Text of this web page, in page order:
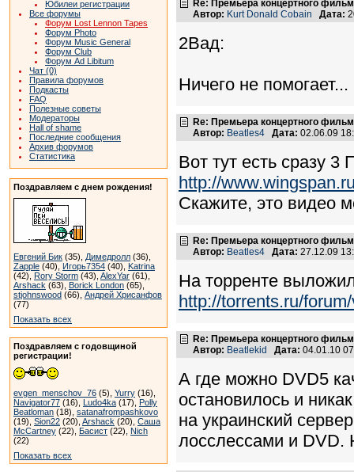
Юбилеи регистрации
Все форумы
Форум Lost Lennon Tapes
Форум Photo
Форум Music General
Форум Club
Форум Ad Libitum
Чат (0)
Правила форумов
Подкасты
FAQ
Полезные советы
Модераторы
Hall of shame
Последние сообщения
Архив форумов
Статистика
Поздравляем с днем рождения!
Евгений Бик (35), Димедролл (36),
Zapple (40), Игорь7354 (40), Katrina
(42), Rory Storm (43), AlexYar (61),
Arshack (63), Borick London (65),
stjohnswood (66), Андрей Хрисанфов
(77)
Показать всех
Поздравляем с годовщиной
регистрации!
evgen_menschov_76 (5), Yurry (16),
Navigator77 (16), Ludo4ka (17), Polly
Beatloman (18), satanafrompashkovo
(19), Sion22 (20), Arshack (20), Саша
McCartney (22), Басист (22), Nich
(22)
Показать всех
Re: Премьера концертного
Автор: Kurt Donald Cobain Дата:
2Вад:
Ничего не помогает...
Re: Премьера концертного
Автор: Beatles4 Дата: 02.06.09
Вот тут есть сразу
http://
Скажите, это видео
Re: Премьера концертного
Автор: Beatles4 Дата: 27.12.09
На торренте
http://torrents.ru/
Re: Премьера концертного
Автор: Beatlekid Дата: 04.01.10
А где можно DVD5
остановилось и
на украинский
лосслессами и DVD.